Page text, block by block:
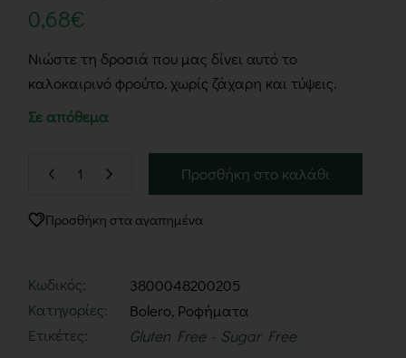
0,68€
Νιώστε τη δροσιά που μας δίνει αυτό το
καλοκαιρινό φρούτο, χωρίς ζάχαρη και τύψεις.
Σε απόθεμα
Προσθήκη στο καλάθι
Προσθήκη στα αγαπημένα
Κωδικός:
3800048200205
Κατηγορίες:
Bolero, Ροφήματα
Ετικέτες:
Gluten Free Sugar Free